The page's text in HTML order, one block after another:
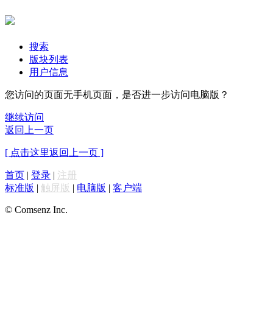
搜索
版块列表
用户信息
您访问的页面无手机页面，是否进一步访问电脑版？
继续访问
返回上一页
[ 点击这里返回上一页 ]
首页 | 登录 | 注册
标准版 | 触屏版 | 电脑版 | 客户端
© Comsenz Inc.